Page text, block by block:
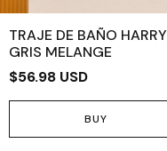
TRAJE DE BAÑO HARRY
GRIS MELANGE
$56.98 USD
BUY